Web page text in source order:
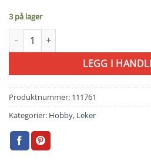
3 på lager
Klistremerkesett med biler - Djeco
LEGG I
Produktnummer: 111761
Kategorier: Hobby, Leker